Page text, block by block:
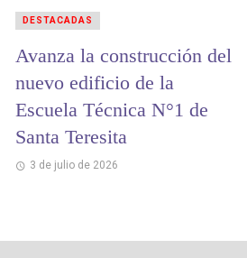
Avanza la construcción del
nuevo edificio de la
Escuela Técnica N°1 de
Santa Teresita
3 de julio de 2026
DESTACADAS